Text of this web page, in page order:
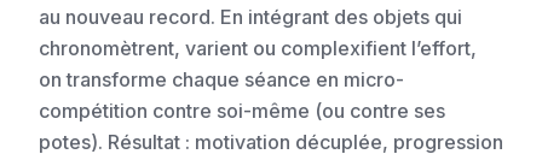
au nouveau record. En intégrant des objets qui
chronomètrent, varient ou complexifient l’effort,
on transforme chaque séance en micro-
compétition contre soi-même (ou contre ses
potes). Résultat : motivation décuplée, progression